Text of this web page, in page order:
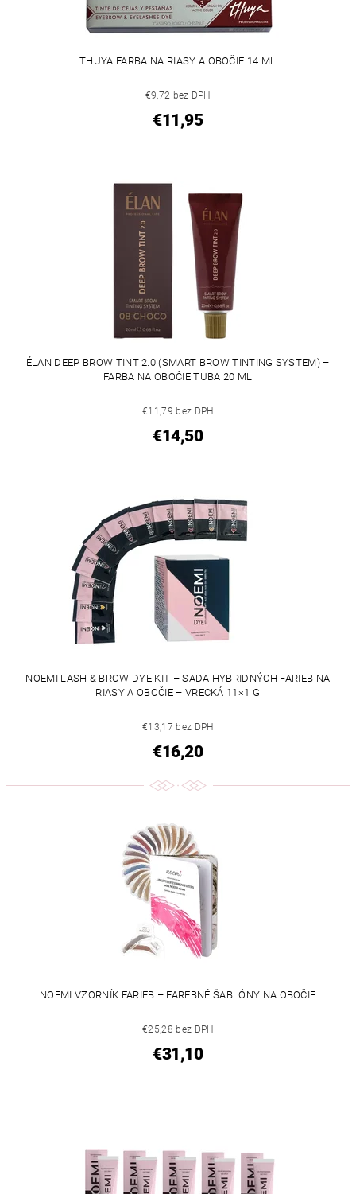
THUYA FARBA NA RIASY A OBOČIE 14 ML
€9,72 bez DPH
€11,95
ÉLAN DEEP BROW TINT 2.0 (SMART BROW TINTING SYSTEM) –
FARBA NA OBOČIE TUBA 20 ML
€11,79 bez DPH
€14,50
NOEMI LASH & BROW DYE KIT – SADA HYBRIDNÝCH FARIEB NA
RIASY A OBOČIE – VRECKÁ 11×1 G
€13,17 bez DPH
€16,20
NOEMI VZORNÍK FARIEB – FAREBNÉ ŠABLÓNY NA OBOČIE
€25,28 bez DPH
€31,10